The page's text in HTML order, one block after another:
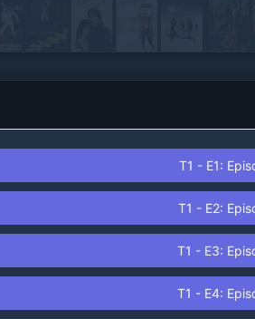
siempre se les encontrará pidiendo
clientes de los Get Backers para
T1 - E1:
T1 - E2:
T1 - E3:
T1 - E4: